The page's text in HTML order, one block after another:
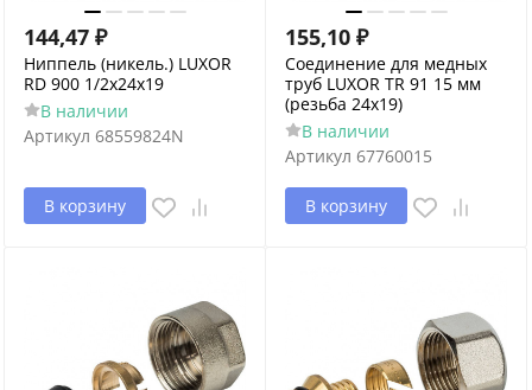
144,47 ₽
Ниппель (никель.) LUXOR
RD 900 1/2х24х19
В наличии
Артикул 68559824N
В корзину
155,10 ₽
Соединение для медных
труб LUXOR TR 91 15 мм
(резьба 24x19)
В наличии
Артикул 67760015
В корзину